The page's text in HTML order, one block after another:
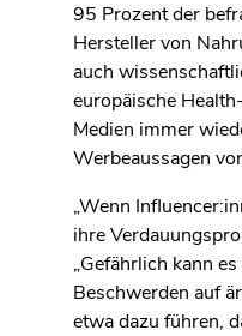
95 Prozent der
Hersteller von
auch
europäische
Medien immer
Werbeaussagen
„Wenn
ihre
„Gefährlich kann
Beschwerden auf
etwa dazu führen,